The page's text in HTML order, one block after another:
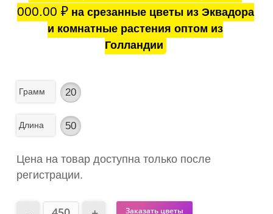
000.00 ₽на срезанные цветы из Эквадора
и комнатные растения оптом из
Голландии
Грамм 20
Длина 50
Цена на товар доступна только после
регистрации.
Заказать цветы